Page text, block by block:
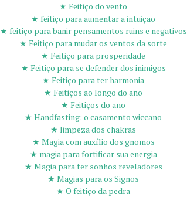
★ Feitiço do vento
★ feitiço para aumentar a intuição
★ feitiço para banir pensamentos ruins e negativos
★ Feitiço para mudar os ventos da sorte
★ Feitiço para prosperidade
★ Feitiço para se defender dos inimigos
★ Feitiço para ter harmonia
★ Feitiços ao longo do ano
★ Feitiços do ano
★ Handfasting: o casamento wiccano
★ limpeza dos chakras
★ Magia com auxílio dos gnomos
★ magia para fortificar sua energia
★ Magia para ter sonhos reveladores
★ Magias para os Signos
★ O feitiço da pedra